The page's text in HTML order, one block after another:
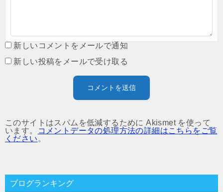
新しいコメントをメールで通知
新しい投稿をメールで受け取る
このサイトはスパムを低減するために Akismet を使って
います。
コメントデータの処理方法の詳細はこちらをご覧
ください 。
ブログランキング